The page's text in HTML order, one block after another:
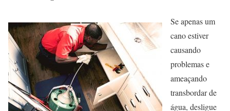
Se apenas um
cano estiver
causando
problemas e
ameaçando
transbordar de
água, desligue